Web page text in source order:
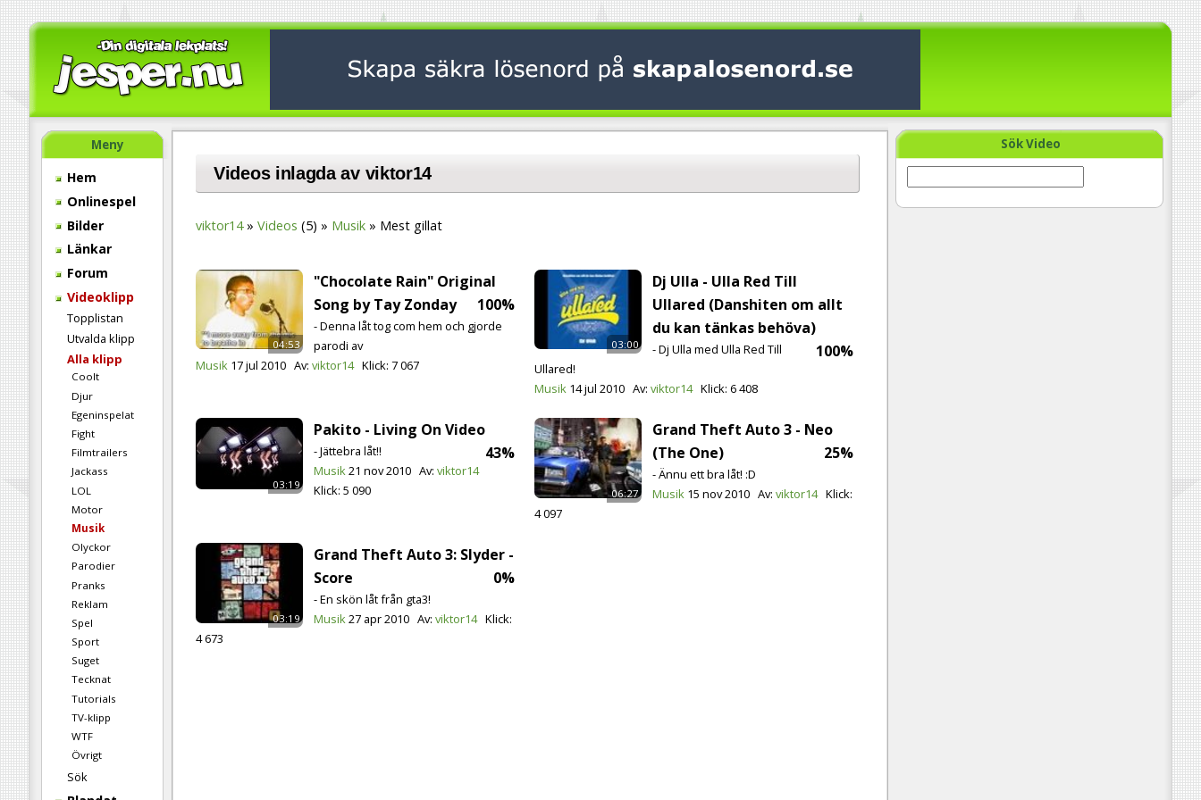
Meny
Hem
Onlinespel
Bilder
Länkar
Forum
Videoklipp
Topplistan
Utvalda klipp
Alla klipp
Coolt
Djur
Egeninspelat
Fight
Filmtrailers
Jackass
LOL
Motor
Musik
Olyckor
Parodier
Pranks
Reklam
Spel
Sport
Suget
Tecknat
Tutorials
TV-klipp
WTF
Övrigt
Sök
Sök Video
Videos inlagda av viktor14
viktor14 Videos (5) Musik Mest gillat
04:53
"Chocolate Rain" Original
Song by Tay Zonday
100%
- Denna låt tog com hem och gjorde
parodi av
Musik 17 jul 2010 Av: viktor14 Klick: 7 067
03:00
Dj Ulla - Ulla Red Till
Ullared (Danshiten om allt
du kan tänkas behöva)
100%
- Dj Ulla med Ulla Red Till
Ullared!
Musik 14 jul 2010 Av: viktor14 Klick: 6 408
03:19
Pakito - Living On Video
43%
- Jättebra låt!!
Musik21 nov 2010 Av: viktor14
Klick: 5 090 06:27
Grand Theft Auto 3 - Neo
(The One)
25%
- Ännu ett bra låt! :D
Musik 15 nov 2010 Av: viktor14 Klick:
4 097
03:19
Grand Theft Auto 3: Slyder -
Score
0%
- En skön låt från gta3!
Musik27 apr 2010 Av: viktor14 Klick:
4 673